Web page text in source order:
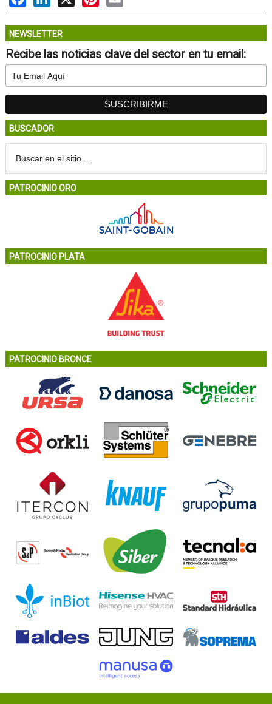
NEWSLETTER
Recibe las noticias clave del sector en tu email:
BUSCADOR
PATROCINIO ORO
PATROCINIO PLATA
PATROCINIO BRONCE